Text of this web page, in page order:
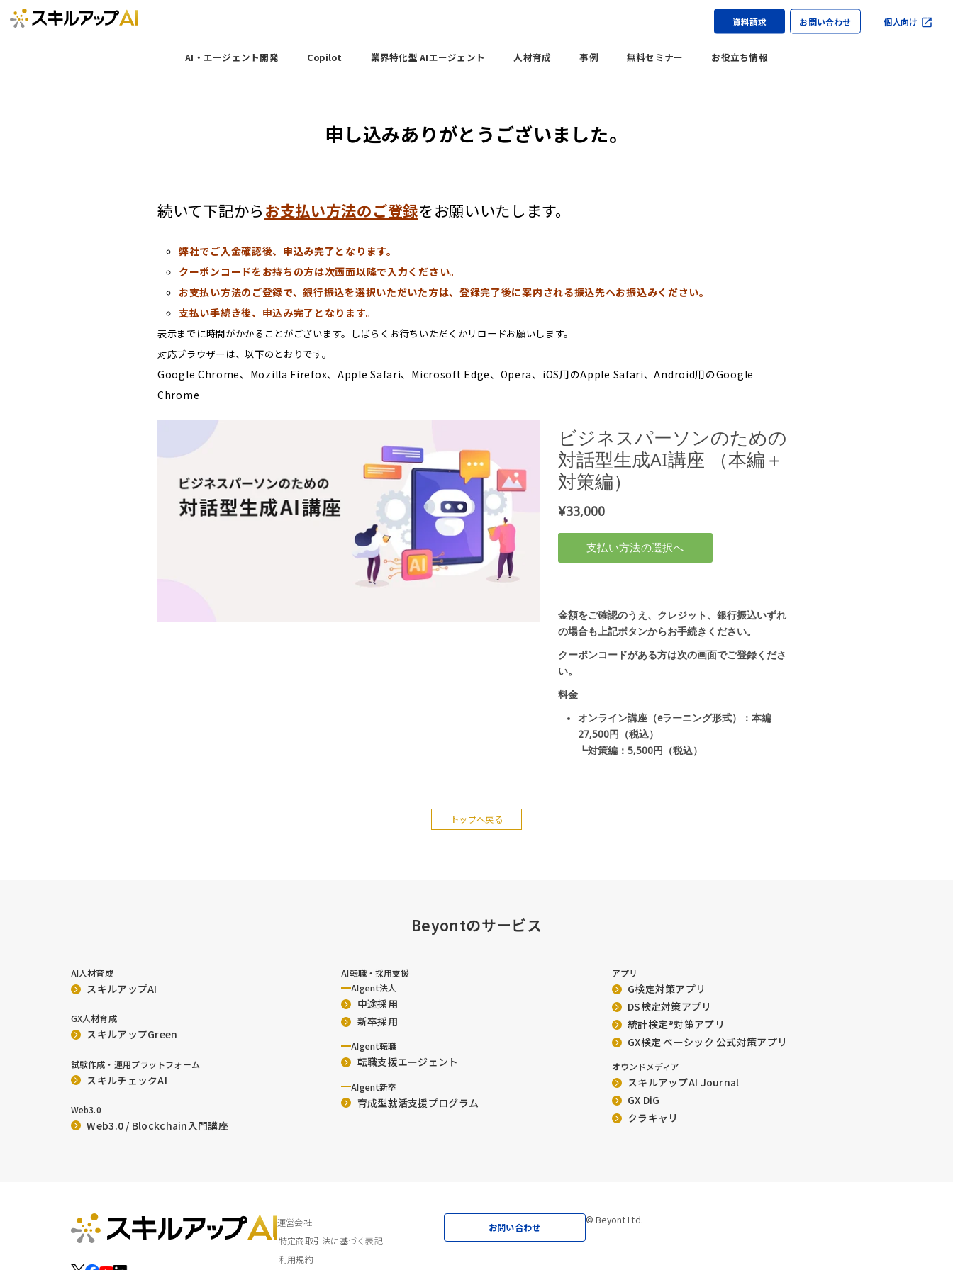
資料請求 お問い合わせ 個人向け
AI・エージェント開発 Copilot 業界特化型 AIエージェント 人材育成 事例 無料セミナー お役立ち情報
申し込みありがとうございました。
続いて下記からお支払い方法のご登録をお願いいたします。
弊社でご入金確認後、申込み完了となります。
クーポンコードをお持ちの方は次画面以降で入力ください。
お支払い方法のご登録で、銀行振込を選択いただいた方は、登録完了後に案内される振込先へお振込みください。
支払い手続き後、申込み完了となります。
表示までに時間がかかることがございます。しばらくお待ちいただくかリロードお願いします。
対応ブラウザーは、以下のとおりです。
Google Chrome、Mozilla Firefox、Apple Safari、Microsoft Edge、Opera、iOS用のApple Safari、Android用のGoogle
Chrome
トップへ戻る
Beyontのサービス
AI人材育成
スキルアップAI
GX人材育成
スキルアップGreen
試験作成・運用プラットフォーム
スキルチェックAI
Web3.0
Web3.0 / Blockchain入門講座
AI転職・採用支援
AIgent法人
中途採用
新卒採用
AIgent転職
転職支援エージェント
AIgent新卒
育成型就活支援プログラム
アプリ
G検定対策アプリ
DS検定対策アプリ
統計検定®︎対策アプリ
GX検定 ベーシック 公式対策アプリ
オウンドメディア
スキルアップAI Journal
GX DiG
クラキャリ
運営会社
特定商取引法に基づく表記
利用規約
お問い合わせ
© Beyont Ltd.